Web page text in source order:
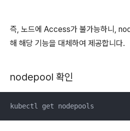
즉, 노드에 Access가 불가능하니,
해 해당 기능을 대체하여 제공합니다.
nodepool 확인
kubectl get nodepools